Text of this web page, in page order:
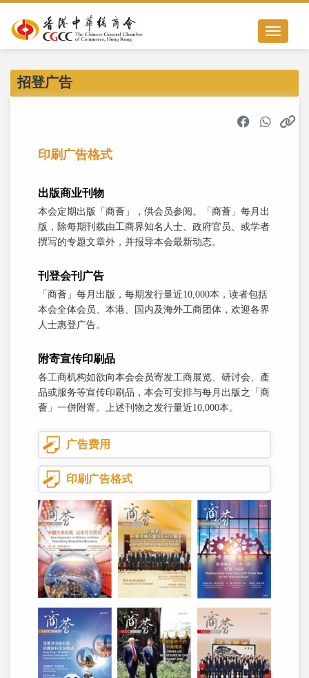
Toggle
招登广告
印刷广告格式
出版商业刊物
本会定期出版「商薈」，供会员参阅。「商薈」每月出
版，除每期刊载由工商界知名人士、政府官员、或学者
撰写的专题文章外，并报导本会最新动态。
刊登会刊广告
「商薈」每月出版，每期发行量近10,000本，读者包括
本会全体会员、本港、国内及海外工商团体，欢迎各界
人士惠登广告。
附寄宣传印刷品
各工商机构如欲向本会会员寄发工商展览、研讨会、產
品或服务等宣传印刷品，本会可安排与每月出版之「商
薈」一併附寄。上述刊物之发行量近10,000本。
广告费用
印刷广告格式